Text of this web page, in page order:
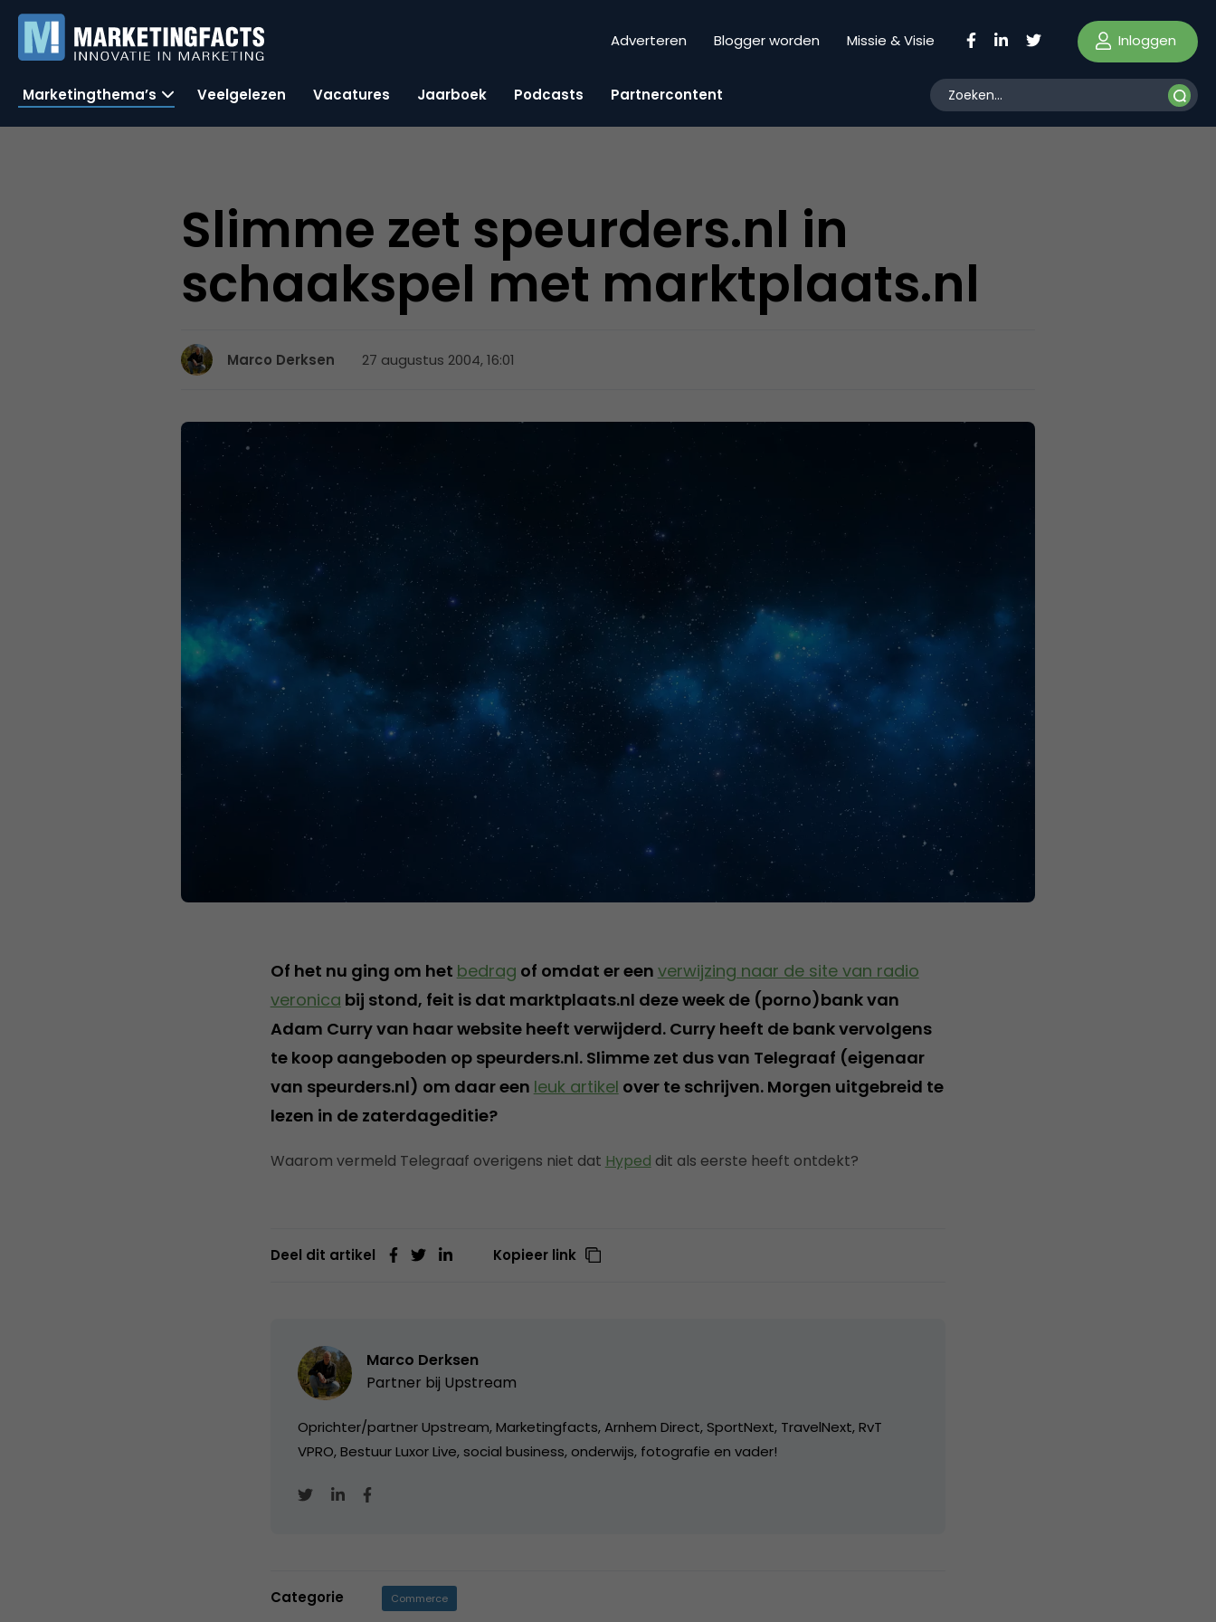
Adverteren Blogger worden Missie & Visie Inloggen
Marketingthema’s Veelgelezen Vacatures Jaarboek Podcasts Partnercontent
Slimme zet speurders.nl in
schaakspel met marktplaats.nl
Marco Derksen 27 augustus 2004, 16:01
Of het nu ging om het bedrag of omdat er een verwijzing naar de site van radio
veronica bij stond, feit is dat marktplaats.nl deze week de (porno)bank van
Adam Curry van haar website heeft verwijderd. Curry heeft de bank vervolgens
te koop aangeboden op speurders.nl. Slimme zet dus van Telegraaf (eigenaar
van speurders.nl) om daar een leuk artikel over te schrijven. Morgen uitgebreid te
lezen in de zaterdageditie?
Waarom vermeld Telegraaf overigens niet dat Hyped dit als eerste heeft ontdekt?
Deel dit artikel Kopieer link
Marco Derksen
Partner bij Upstream
Oprichter/partner Upstream, Marketingfacts, Arnhem Direct, SportNext, TravelNext, RvT
VPRO, Bestuur Luxor Live, social business, onderwijs, fotografie en vader!
Categorie Commerce